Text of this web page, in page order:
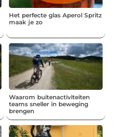
Het perfecte glas Aperol Spritz
maak je zo
Waarom buitenactiviteiten
teams sneller in beweging
brengen